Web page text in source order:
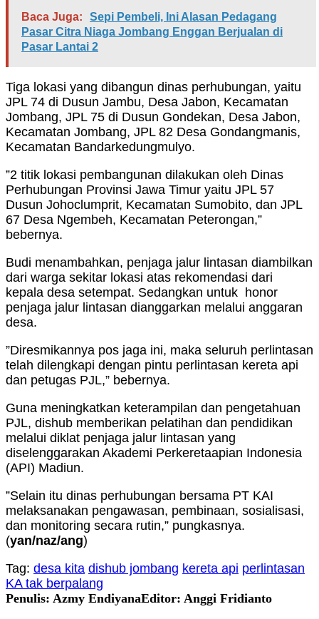
Baca Juga:
Sepi Pembeli, Ini Alasan Pedagang
Pasar Citra Niaga Jombang Enggan Berjualan di
Pasar Lantai 2
Tiga lokasi yang dibangun dinas perhubungan, yaitu
JPL 74 di Dusun Jambu, Desa Jabon, Kecamatan
Jombang, JPL 75 di Dusun Gondekan, Desa Jabon,
Kecamatan Jombang, JPL 82 Desa Gondangmanis,
Kecamatan Bandarkedungmulyo.
”2 titik lokasi pembangunan dilakukan oleh Dinas
Perhubungan Provinsi Jawa Timur yaitu JPL 57
Dusun Johoclumprit, Kecamatan Sumobito, dan JPL
67 Desa Ngembeh, Kecamatan Peterongan,”
bebernya.
Budi menambahkan, penjaga jalur lintasan diambilkan
dari warga sekitar lokasi atas rekomendasi dari
kepala desa setempat. Sedangkan untuk honor
penjaga jalur lintasan dianggarkan melalui anggaran
desa.
”Diresmikannya pos jaga ini, maka seluruh perlintasan
telah dilengkapi dengan pintu perlintasan kereta api
dan petugas PJL,” bebernya.
Guna meningkatkan keterampilan dan pengetahuan
PJL, dishub memberikan pelatihan dan pendidikan
melalui diklat penjaga jalur lintasan yang
diselenggarakan Akademi Perkeretaapian Indonesia
(API) Madiun.
”Selain itu dinas perhubungan bersama PT KAI
melaksanakan pengawasan, pembinaan, sosialisasi,
dan monitoring secara rutin,” pungkasnya.
(yan/naz/ang)
Tag: desa kita dishub jombang kereta api perlintasan
KA tak berpalang
Penulis: Azmy EndiyanaEditor: Anggi Fridianto